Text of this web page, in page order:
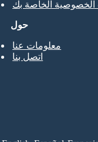
حول
معلومات عنا
اتصل بنا
الخصوصية الخاصة بك